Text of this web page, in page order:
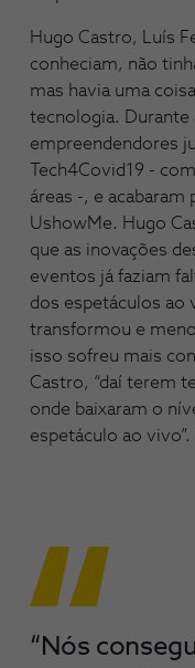
Hugo Castro, Luís
conheciam, não
mas havia uma
tecnologia. Durante
empreendendores
Tech4Covid19 -
áreas -, e acabaram
UshowMe. Hugo
que as inovações
eventos já faziam
dos espetáculos ao
transformou e
isso sofreu mais
Castro, “daí terem
onde baixaram o
espetáculo ao vivo”.
“Nós